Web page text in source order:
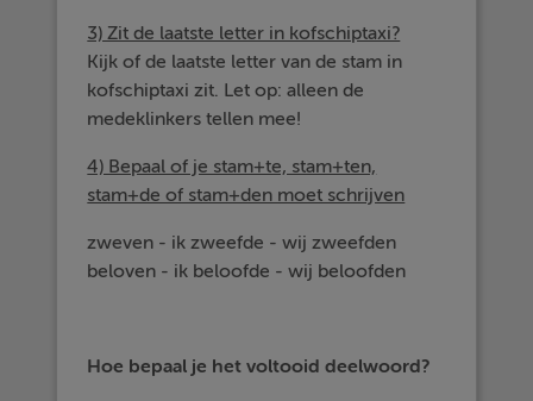
3) Zit de laatste letter in kofschiptaxi?
Kijk of de laatste letter van de stam in
kofschiptaxi zit. Let op: alleen de
medeklinkers tellen mee!
4) Bepaal of je stam+te, stam+ten,
stam+de of stam+den moet schrijven
zweven - ik zweefde - wij zweefden
beloven - ik beloofde - wij beloofden
Hoe bepaal je het voltooid deelwoord?